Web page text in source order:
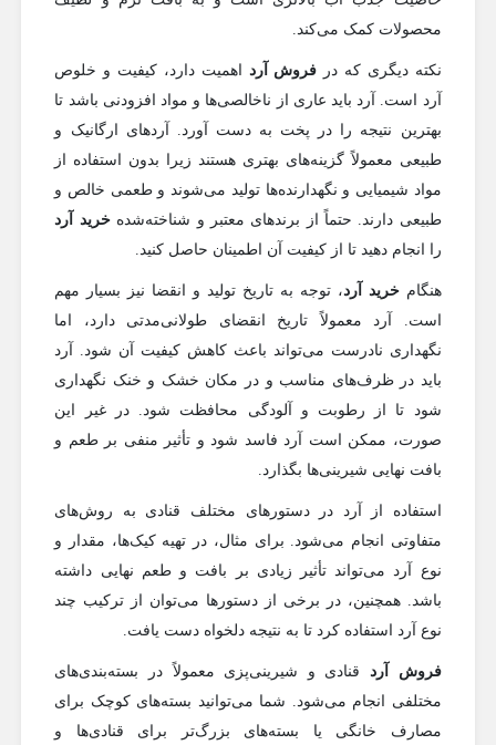
محصولات کمک می‌کند.
نکته دیگری که در فروش آرد اهمیت دارد، کیفیت و خلوص
آرد است. آرد باید عاری از ناخالصی‌ها و مواد افزودنی باشد تا
بهترین نتیجه را در پخت به دست آورد. آردهای ارگانیک و
طبیعی معمولاً گزینه‌های بهتری هستند زیرا بدون استفاده از
مواد شیمیایی و نگهدارنده‌ها تولید می‌شوند و طعمی خالص و
طبیعی دارند. حتماً از برندهای معتبر و شناخته‌شدهخرید آرد
را انجام دهید تا از کیفیت آن اطمینان حاصل کنید.
هنگام خرید آرد ، توجه به تاریخ تولید و انقضا نیز بسیار مهم
است. آرد معمولاً تاریخ انقضای طولانی‌مدتی دارد، اما
نگهداری نادرست می‌تواند باعث کاهش کیفیت آن شود. آرد
باید در ظرف‌های مناسب و در مکان خشک و خنک نگهداری
شود تا از رطوبت و آلودگی محافظت شود. در غیر این
صورت، ممکن است آرد فاسد شود و تأثیر منفی بر طعم و
بافت نهایی شیرینی‌ها بگذارد.
استفاده از آرد در دستورهای مختلف قنادی به روش‌های
متفاوتی انجام می‌شود. برای مثال، در تهیه کیک‌ها، مقدار و
نوع آرد می‌تواند تأثیر زیادی بر بافت و طعم نهایی داشته
باشد. همچنین، در برخی از دستورها می‌توان از ترکیب چند
نوع آرد استفاده کرد تا به نتیجه دلخواه دست یافت.
فروش آرد قنادی و شیرینی‌پزی معمولاً در بسته‌بندی‌های
مختلفی انجام می‌شود. شما می‌توانید بسته‌های کوچک برای
مصارف خانگی یا بسته‌های بزرگ‌تر برای قنادی‌ها و